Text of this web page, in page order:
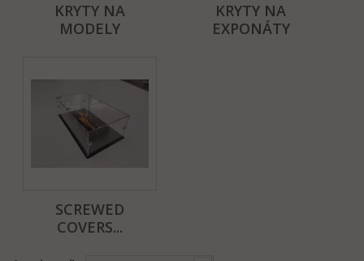
KRYTY NA
MODELY
KRYTY NA
EXPONÁTY
SCREWED
COVERS...